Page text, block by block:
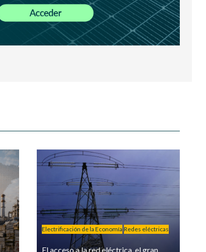
Electrificación de la Economía Redes eléctricas
El acceso a la red eléctrica, el gran